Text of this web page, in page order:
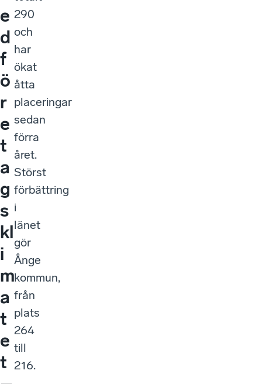
e
d
f
ö
r
e
t
a
g
s
kl
i
m
a
t
e
t
290
och
har
ökat
åtta
placeringar
sedan
förra
året.
Störst
förbättring
i
länet
gör
Ånge
kommun,
från
plats
264
till
216.